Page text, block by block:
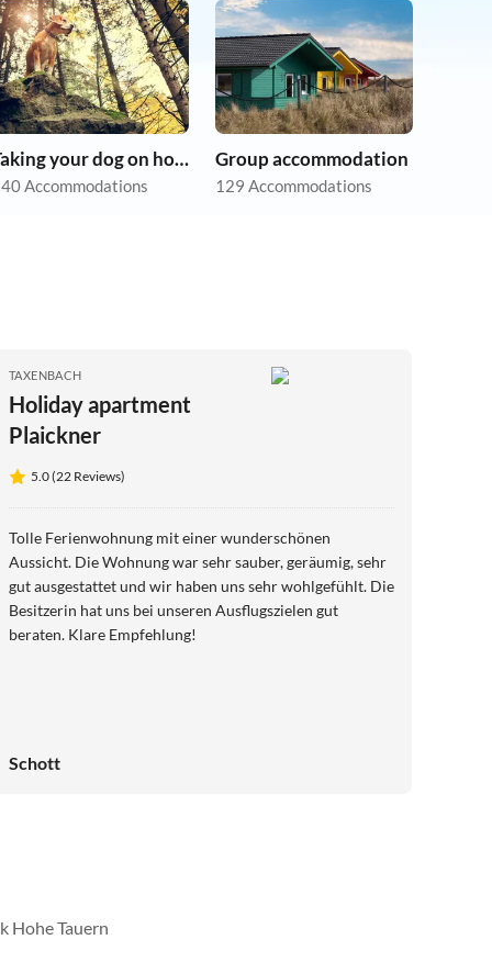
Taking your dog on holiday
Accommodations
Group accommodation
129 Accommodations
TAXENBACH
Holiday apartment
Plaickner
5.0 (22 Reviews)
Tolle Ferienwohnung mit einer wunderschönen
Aussicht. Die Wohnung war sehr sauber, geräumig, sehr
gut ausgestattet und wir haben uns sehr wohlgefühlt. Die
Besitzerin hat uns bei unseren Ausflugszielen gut
beraten. Klare Empfehlung!
Schott
Hohe Tauern